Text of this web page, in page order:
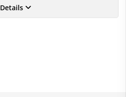
Details